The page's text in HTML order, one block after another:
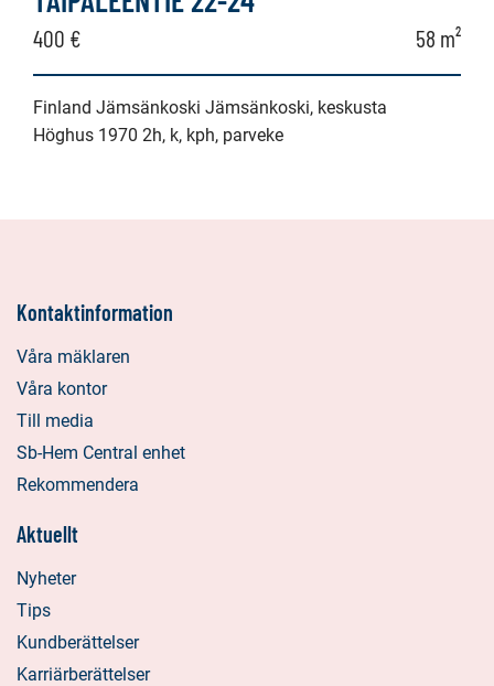
400 € 58 m²
Finland Jämsänkoski Jämsänkoski, keskusta
Höghus 1970 2h, k, kph, parveke
Kontaktinformation
Våra mäklaren
Våra kontor
Till media
Sb-Hem Central enhet
Rekommendera
Aktuellt
Nyheter
Tips
Kundberättelser
Karriärberättelser